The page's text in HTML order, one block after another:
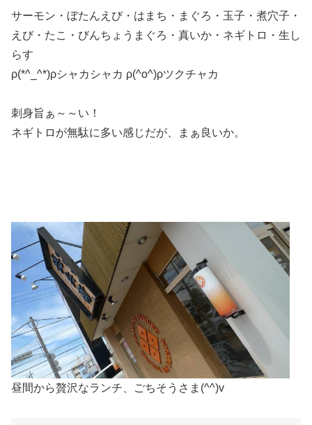
サーモン・ぼたんえび・はまち・まぐろ・玉子・煮穴子・
えび・たこ・びんちょうまぐろ・真いか・ネギトロ・生し
らす
ρ(*^_^*)ρシャカシャカ ρ(^o^)ρツクチャカ
刺身旨ぁ～～い！
ネギトロが無駄に多い感じだが、まぁ良いか。
昼間から贅沢なランチ、ごちそうさま(^^)v